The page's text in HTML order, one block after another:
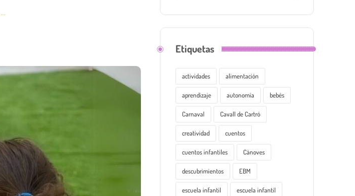
Etiquetas
actividades alimentación
aprendizaje autonomía bebés
Carnaval Cavall de Cartró
creatividad cuentos
cuentos infantiles Cànoves
descubrimientos EBM
escuela infantil escuela infantil